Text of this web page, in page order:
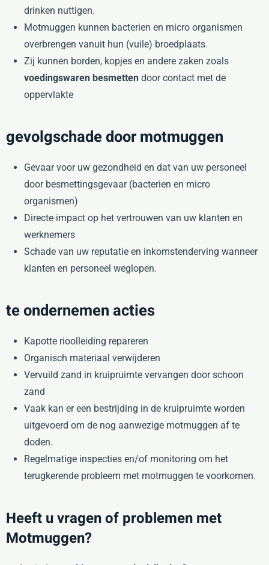
drinken nuttigen.
Motmuggen kunnen bacterien en micro organismen
overbrengen vanuit hun (vuile) broedplaats.
Zij kunnen borden, kopjes en andere zaken zoals
voedingswaren besmetten door contact met de
oppervlakte
gevolgschade door motmuggen
Gevaar voor uw gezondheid en dat van uw personeel
door besmettingsgevaar (bacterien en micro
organismen)
Directe impact op het vertrouwen van uw klanten en
werknemers
Schade van uw reputatie en inkomstenderving wanneer
klanten en personeel weglopen.
te ondernemen acties
Kapotte rioolleiding repareren
Organisch materiaal verwijderen
Vervuild zand in kruipruimte vervangen door schoon
zand
Vaak kan er een bestrijding in de kruipruimte worden
uitgevoerd om de nog aanwezige motmuggen af te
doden.
Regelmatige inspecties en/of monitoring om het
terugkerende probleem met motmuggen te voorkomen.
Heeft u vragen of problemen met
Motmuggen?